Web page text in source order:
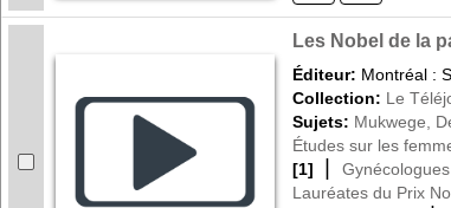
Les Nobel de la
Éditeur: Montréal :
Collection: Le
Sujets: Mukwege,
Études sur les
[1] |
Lauréates du Prix